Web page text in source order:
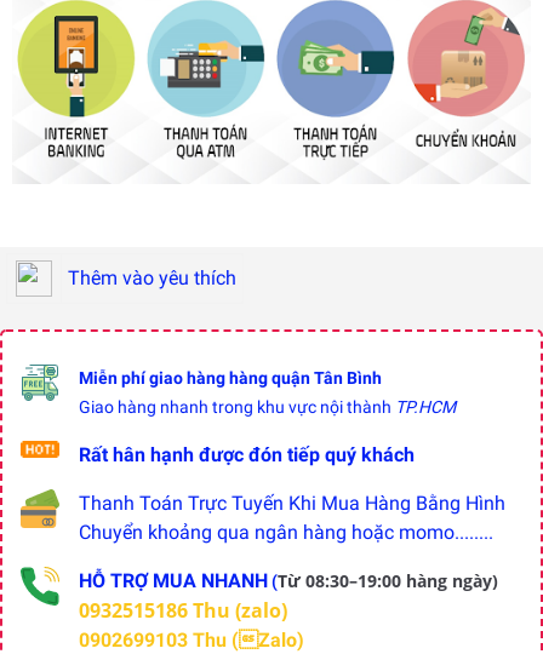
Thêm vào yêu thích
Miễn phí giao hàng hàng quận Tân Bình
Giao hàng nhanh trong khu vực nội thành TP.HCM
Rất hân hạnh được đón tiếp quý khách
Thanh Toán Trực Tuyến Khi Mua Hàng Bằng Hình
Chuyển khoảng qua ngân hàng hoặc momo........
HỖ TRỢ MUA NHANH(Từ 08:30–19:00 hàng ngày)
0932515186 Thu (zalo)
0902699103 Thu (Zalo)